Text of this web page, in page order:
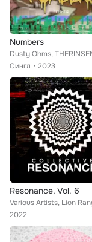
Numbers
Сингл
2023
Resonance, Vol. 6
2022